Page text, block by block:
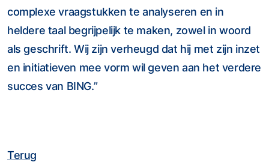
Terug
complexe vraagstukken te analyseren en in
heldere taal begrijpelijk te maken, zowel in woord
als geschrift. Wij zijn verheugd dat hij met zijn inzet
en initiatieven mee vorm wil geven aan het verdere
succes van BING.”